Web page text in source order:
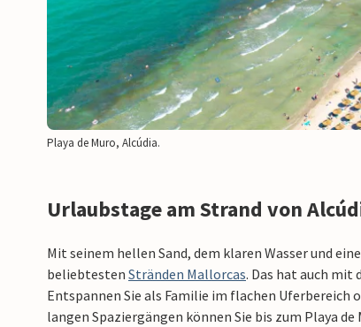
Playa de Muro, Alcúdia.
Urlaubstage am Strand von
Mit seinem hellen Sand, dem klaren Wasser und
beliebtesten Stränden Mallorcas. Das hat auch mit
Entspannen Sie als Familie im flachen Uferbereich
langen Spaziergängen können Sie bis zum Playa